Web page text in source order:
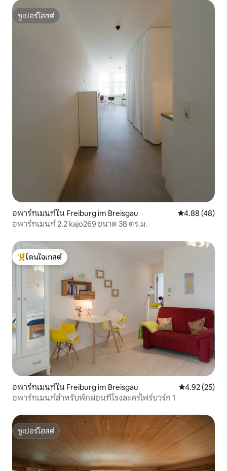
ซูเปอร์โฮสต์
ซูเปอร์โฮสต์
อพาร์ทเมนท์ใน Freiburg im Breisgau คะแนนเฉลี่ย
4.88 (48)
อพาร์ทเมนท์ 2.2 kajo269 ขนาด 38 ตร.ม.
โดนใจเกสต์ที่สุด
โดนใจเกสต์
อพาร์ทเมนท์ใน Freiburg im Breisgau คะแนนเฉลี่ย
4.92 (25)
อพาร์ทเมนท์สำหรับพักผ่อนที่โรงละครไฟร์บวร์ก 1
ซูเปอร์โฮสต์
ซูเปอร์โฮสต์